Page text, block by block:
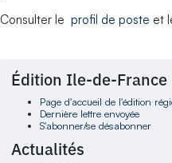
Consulter le profil de poste et
Édition Ile-de-France
Page d'accueil de l'édition
Dernière lettre envoyée
S'abonner/se désabonner
Actualités